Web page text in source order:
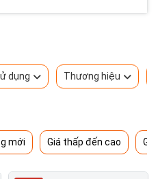
dụng Thương hiệu
mới Giá thấp đến cao